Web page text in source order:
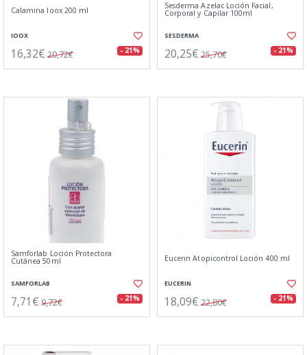
Calamina Ioox 200 ml
IOOX
16,32€ 20,72€ - 21%
Sesderma Azelac Loción Facial,
Corporal y Capilar 100ml
SESDERMA
20,25€ 25,70€ - 21%
Samforlab Loción Protectora
Cutánea 50ml
SAMFORLAB
7,71€ 9,72€ - 21%
Eucerin Atopicontrol Loción 400 ml
EUCERIN
18,09€ 22,80€ - 21%